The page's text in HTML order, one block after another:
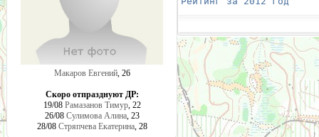
Макаров Евгений, 26
Скоро отпразднуют ДР:
19/08 Рамазанов Тимур, 22
26/08 Сулимова Алина, 23
28/08 Стряпчева Екатерина, 28